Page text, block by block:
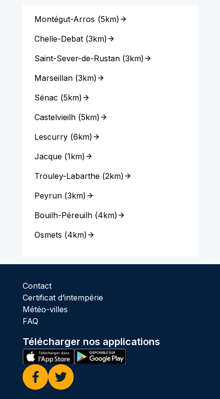
Montégut-Arros (5km)
Chelle-Debat(3km)
Saint-Sever-de-Rustan(3km)
Marseillan(3km)
Sénac (5km)
Castelvieilh(5km)
Lescurry(6km)
Jacque(1km)
Trouley-Labarthe(2km)
Peyrun(3km)
Bouilh-Péreuilh(4km)
Osmets (4km)
Contact
Certificat d’intempérie
Météo-villes
FAQ
Télécharger nos applications
Facebook
Twitter